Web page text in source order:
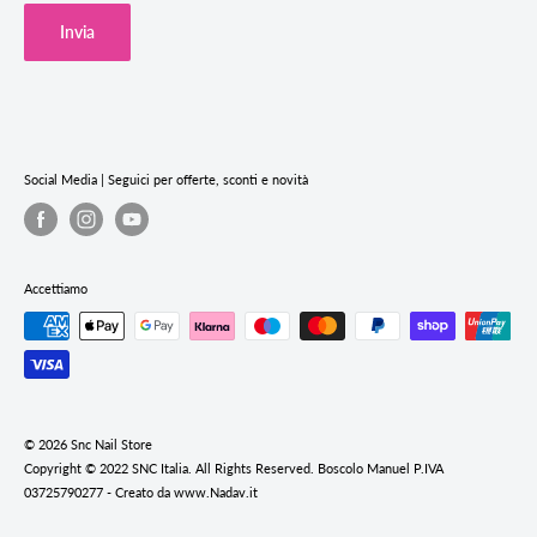
Cookie Policy
Invia
Social Media | Seguici per offerte, sconti e novità
Accettiamo
© 2026 Snc Nail Store
Copyright © 2022 SNC Italia. All Rights Reserved. Boscolo Manuel P.IVA
03725790277 - Creato da www.Nadav.it